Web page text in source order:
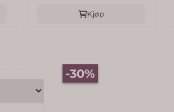
Kjøp
-30%